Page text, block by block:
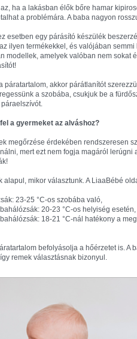
ha a lakásban élők bőre hamar
a problémára. A baba nagyon
esetben egy párásító készülék
ilyen termékekkel, és valójában
modellek, amelyek valóban nem sokat
páratartalom, akkor párátlanítót
a szobába, csukjuk be a
a gyermeket az alváshoz?
megőrzése érdekében rendszeresen
mert ezt nem fogja magáról
alapul, mikor választunk. A LiaaBébé
23-25 °C-os szobába való,
20-23 °C-os helyiség esetén,
18-21 °C-nál hatékony a
befolyásolja a hőérzetet is.
remek választásnak bizonyul.